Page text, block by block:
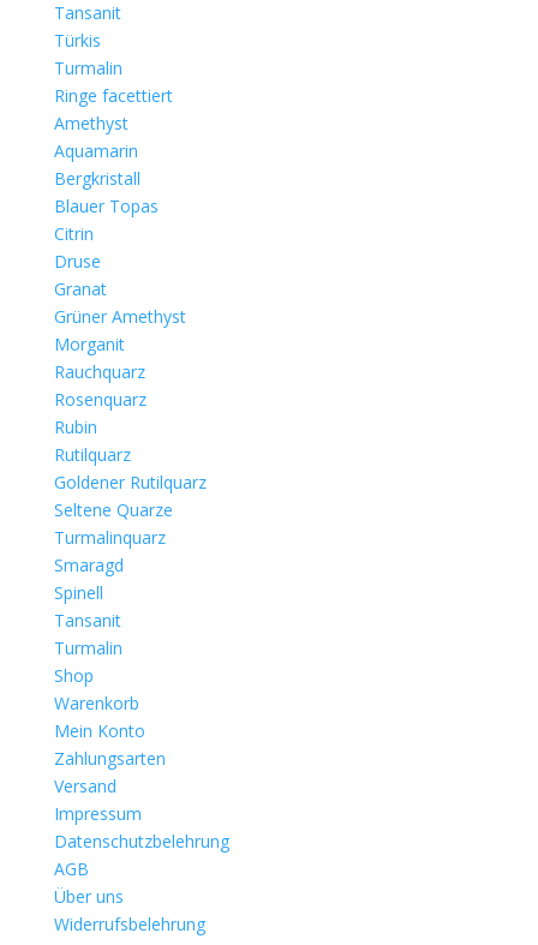
Tansanit
Türkis
Turmalin
Ringe facettiert
Amethyst
Aquamarin
Bergkristall
Blauer Topas
Citrin
Druse
Granat
Grüner Amethyst
Morganit
Rauchquarz
Rosenquarz
Rubin
Rutilquarz
Goldener Rutilquarz
Seltene Quarze
Turmalinquarz
Smaragd
Spinell
Tansanit
Turmalin
Shop
Warenkorb
Mein Konto
Zahlungsarten
Versand
Impressum
Datenschutzbelehrung
AGB
Über uns
Widerrufsbelehrung